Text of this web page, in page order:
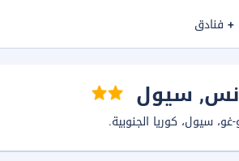
+ فنادق
, سيول